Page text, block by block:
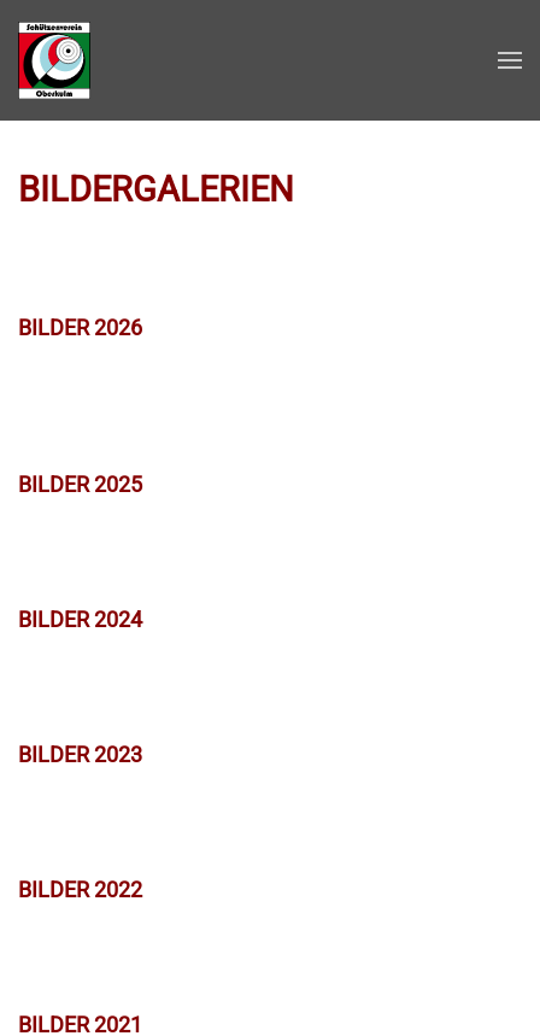
Zum Hauptinhalt springen
BILDERGALERIEN
BILDER 2026
BILDER 2025
BILDER 2024
BILDER 2023
BILDER 2022
BILDER 2021